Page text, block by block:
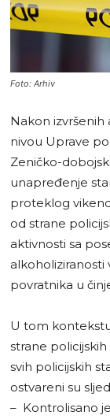
Foto: Arhiv
Nakon izvršenih
nivou Uprave
Zeničko-
unapređenje
proteklog
od strane
aktivnosti sa
alkoholiziranosti
povratnika u
U tom kontekstu,
strane
svih policijskih
ostvareni su
– Kontrolisano